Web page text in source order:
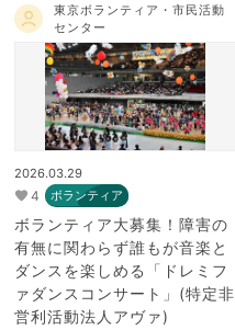
東京ボランティア・市民活動
センター
2026.03.29
4 ボランティア
ボランティア大募集！障害の
有無に関わらず誰もが音楽と
ダンスを楽しめる「ドレミフ
ァダンスコンサート」(特定非
営利活動法人アヴァ)